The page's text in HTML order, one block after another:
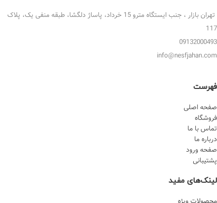
تهران بازار ، جنب ایستگاه مترو 15 خرداد، پاساژ دلگشا، طبقه منفی یک، پلاک
117
09132000493
info@nesfjahan.com
فهرست
صفحه اصلی
فروشگاه
تماس با ما
درباره ما
صفحه ورود
پشتیبانی
لینک‌های مفید